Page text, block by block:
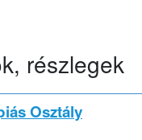
részlegek
Osztály